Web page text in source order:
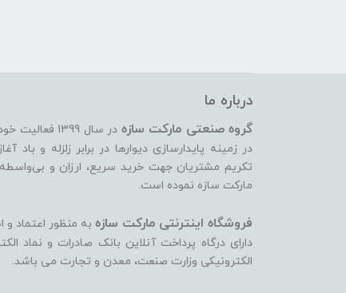
درباره ما
گروه صنعتی مارکت سازه
در سال 1399
تکریم مشتریان جهت خرید سریع، ارزان و بی‌واسطه
مارکت سازه نموده است.
فروشگاه اینترنتی مارکت سازه به منظور اعتماد
دارای درگاه پرداخت آنلاین بانک صادرات و نماد
الکترونیکی وزارت صنعت، معدن و تجارت می ‏باشد.